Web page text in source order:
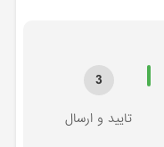
3
تایید و ارسال